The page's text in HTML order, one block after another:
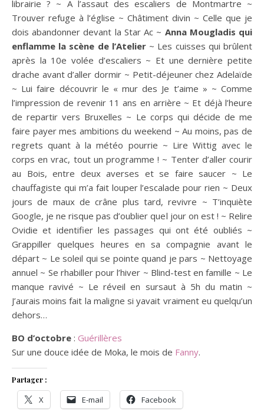
librairie ? ~ A l’assaut des escaliers de Montmartre ~
Trouver refuge à l’église ~ Châtiment divin ~ Celle que je
dois abandonner devant la Star Ac ~ Anna Mougladis qui
enflamme la scène de l’Atelier~ Les cuisses qui brûlent
après la 10e volée d’escaliers ~ Et une dernière petite
drache avant d’aller dormir ~ Petit-déjeuner chez Adelaïde
~ Lui faire découvrir le « mur des Je t’aime » ~ Comme
l’impression de revenir 11 ans en arrière ~ Et déjà l’heure
de repartir vers Bruxelles ~ Le corps qui décide de me
faire payer mes ambitions du weekend ~ Au moins, pas de
regrets quant à la météo pourrie ~ Lire Wittig avec le
corps en vrac, tout un programme ! ~ Tenter d’aller courir
au Bois, entre deux averses et se faire saucer ~ Le
chauffagiste qui m’a fait louper l’escalade pour rien ~ Deux
jours de maux de crâne plus tard, revivre ~ T’inquiète
Google, je ne risque pas d’oublier quel jour on est ! ~ Relire
Ovidie et identifier les passages qui ont été oubliés ~
Grappiller quelques heures en sa compagnie avant le
départ ~ Le soleil qui se pointe quand je pars ~ Nettoyage
annuel ~ Se rhabiller pour l’hiver ~ Blind-test en famille ~ Le
manque ravivé ~ Le réveil en sursaut à 5h du matin ~
J’aurais moins fait la maligne si yavait vraiment eu quelqu’un
dehors…
BO d’octobre : Guérillères
Sur une douce idée de Moka, le mois de Fanny.
Partager :
X E-mail Facebook